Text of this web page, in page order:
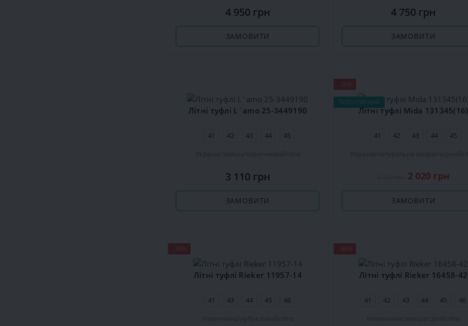
4 950 грн
ЗАМОВИТИ
4 750 грн
ЗАМОВИТИ
Літні туфлі L`amo 25-3449190
41 42 43 44
45
3 110 грн
ЗАМОВИТИ
ПОПУЛЯРНИЙ
Літні туфлі Mida 131345(16)
41 42 43 44
45
2 020 грн
ЗАМОВИТИ
Літні туфлі Rieker 11957-14
41 43 44 45
46
Літні туфлі Rieker 16458-42
41 42 43 44 45
46